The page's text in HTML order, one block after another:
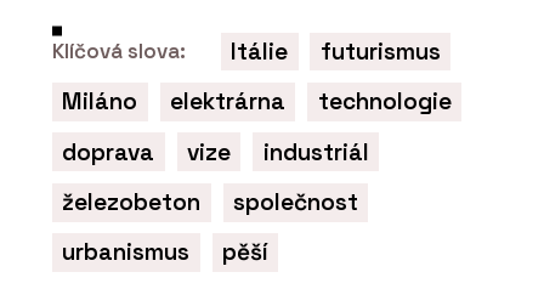
Klíčová slova: Itálie
futurismus
Miláno
elektrárna
technologie
doprava
vize
industriál
železobeton
společnost
urbanismus
pěší